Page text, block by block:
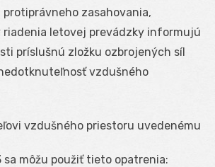
zasahovania,
riadenia letovej prevádzky informujú
príslušnú zložku ozbrojených síl
vzdušného
vzdušného priestoru uvedenému
sa môžu použiť tieto opatrenia: